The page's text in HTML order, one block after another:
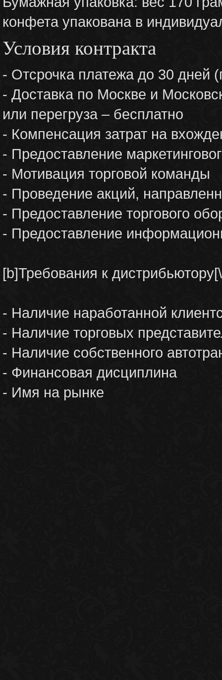
конфета упакована в
Условия контракта
- Отсрочка платежа до 30 дней
- Доставка по Москве и
или перегруза – бесплатно
- Компенсация затрат на
- Предоставление
- Мотивация торговой команды
- Проведение акций,
- Предоставление торгового
- Предоставление
[b]Требования к
- Наличие наработанной
- Наличие торговых
- Наличие собственного
- Финансовая дисциплина
- Имя на рынке